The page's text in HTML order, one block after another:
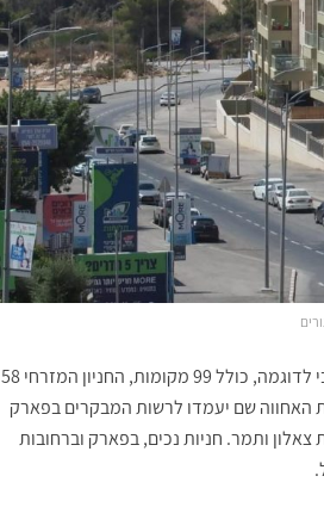
על פי התכנית, מרבית החניות מרוכזות בשני חניונים בשטח הפארק. החניון המערבי לדוגמה, כולל 99 מקומות, החניון המזרחי 58
האחווה שם יעמדו לרשות המבקרים בפארק
ברחובות צאלון ותמר. חניות נכים, בפארק וברחובות